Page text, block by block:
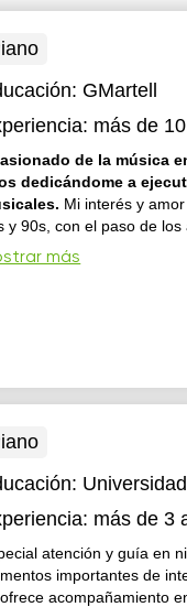
GMartell
más de
de la música
dedicándome a
Mi interés y
y 90s, con el paso de
disfrutar otros géneros
el blues, funk,
más
más de 3
atención y guía en
importantes de
acompañamiento